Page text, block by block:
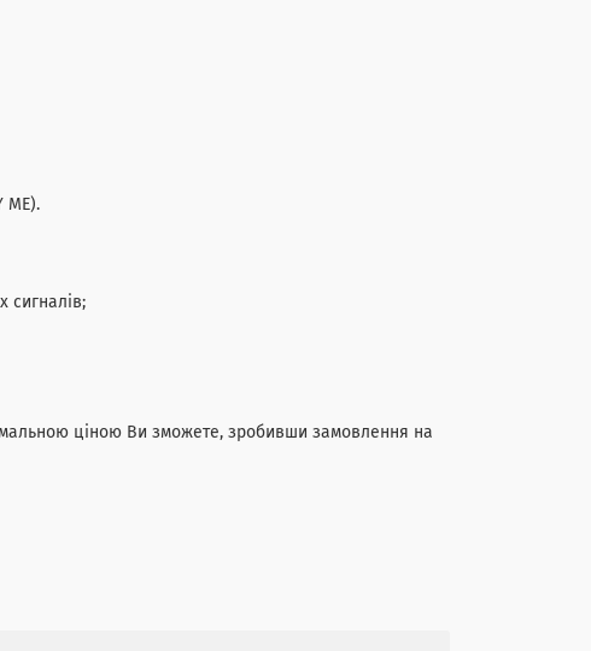
ME).
сигналів;
ціною Ви зможете, зробивши замовлення на